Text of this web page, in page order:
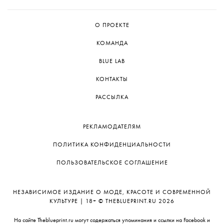
О ПРОЕКТЕ
КОМАНДА
BLUE LAB
КОНТАКТЫ
РАССЫЛКА
РЕКЛАМОДАТЕЛЯМ
ПОЛИТИКА КОНФИДЕНЦИАЛЬНОСТИ
ПОЛЬЗОВАТЕЛЬСКОЕ СОГЛАШЕНИЕ
НЕЗАВИСИМОЕ ИЗДАНИЕ О МОДЕ, КРАСОТЕ И СОВРЕМЕННОЙ
КУЛЬТУРЕ | 18+ © THEBLUEPRINT.RU 2026
На сайте Theblueprint.ru могут содержаться упоминания и ссылки на Facebook и